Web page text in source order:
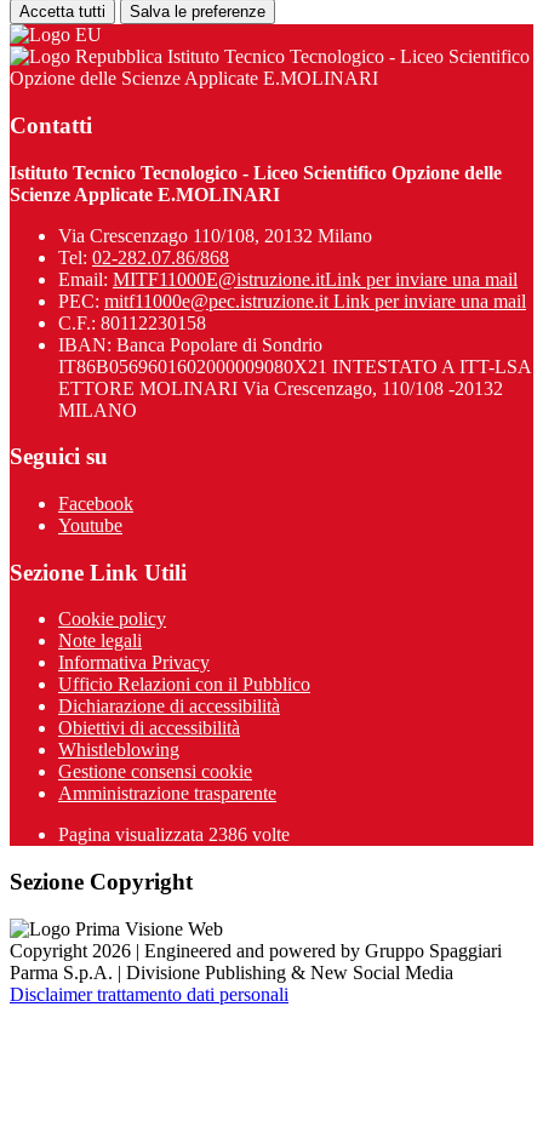
Accetta tutti Salva le preferenze
Istituto Tecnico Tecnologico - Liceo Scientifico
Opzione delle Scienze Applicate E.MOLINARI
Contatti
Istituto Tecnico Tecnologico - Liceo Scientifico Opzione delle
Scienze Applicate E.MOLINARI
Via Crescenzago 110/108, 20132 Milano
Tel: 02-282.07.86/868
Email: MITF11000E@istruzione.itLink per inviare una mail
PEC: mitf11000e@pec.istruzione.it Link per inviare una mail
C.F.: 80112230158
IBAN: Banca Popolare di Sondrio
IT86B0569601602000009080X21 INTESTATO A ITT-LSA
ETTORE MOLINARI Via Crescenzago, 110/108 -20132
MILANO
Seguici su
Facebook
Youtube
Sezione Link Utili
Cookie policy
Note legali
Informativa Privacy
Ufficio Relazioni con il Pubblico
Dichiarazione di accessibilità
Obiettivi di accessibilità
Whistleblowing
Gestione consensi cookie
Amministrazione trasparente
Pagina visualizzata 2386 volte
Sezione Copyright
Copyright 2026 | Engineered and powered by Gruppo Spaggiari
Parma S.p.A. | Divisione Publishing & New Social Media
Disclaimer trattamento dati personali